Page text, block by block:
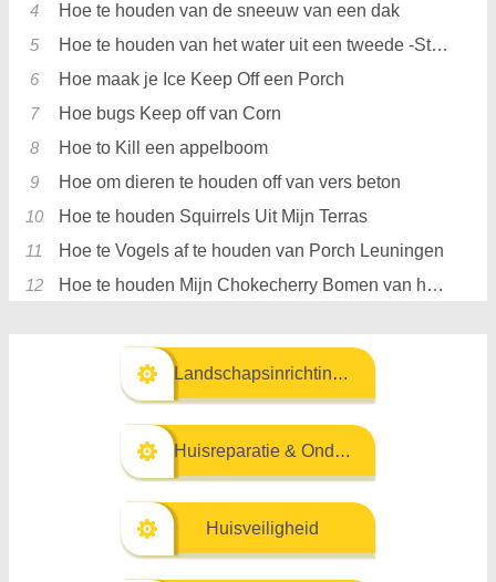
Hoe te houden van de sneeuw van een dak
Hoe te houden van het water uit een tweede -Story Porch
Hoe maak je Ice Keep Off een Porch
Hoe bugs Keep off van Corn
Hoe to Kill een appelboom
Hoe om dieren te houden off van vers beton
Hoe te houden Squirrels Uit Mijn Terras
Hoe te Vogels af te houden van Porch Leuningen
Hoe te houden Mijn Chokecherry Bomen van het krijgen van Black Knot
Landschapsinrichting & Buitenbouw
Huisreparatie & Onderhoud
Huisveiligheid